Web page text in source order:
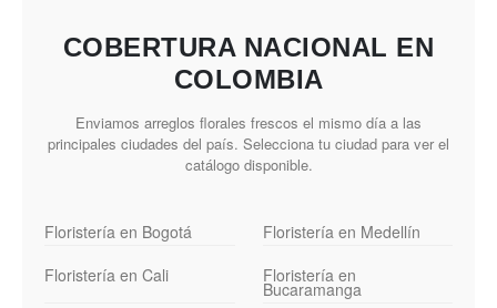
COBERTURA NACIONAL EN
COLOMBIA
Enviamos arreglos florales frescos el mismo día a las
principales ciudades del país. Selecciona tu ciudad para ver el
catálogo disponible.
Floristería en Bogotá
Floristería en Medellín
Floristería en Cali
Floristería en
Bucaramanga